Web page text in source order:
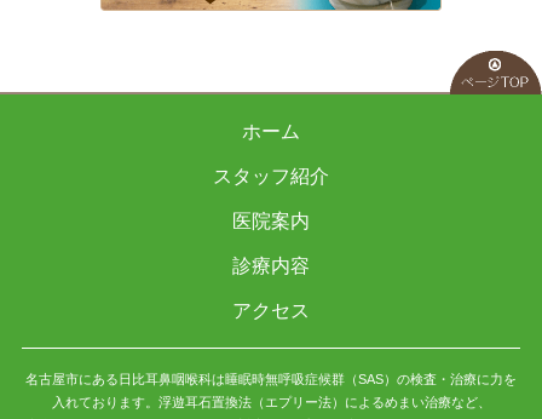
ホーム
スタッフ紹介
医院案内
診療内容
アクセス
名古屋市にある日比耳鼻咽喉科は睡眠時無呼吸症候群（SAS）の検査・治療に力を
入れております。浮遊耳石置換法（エプリー法）によるめまい治療など、